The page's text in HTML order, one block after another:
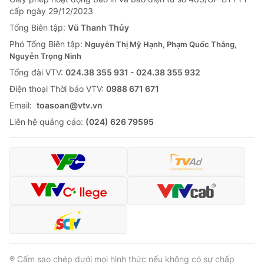
Sản phẩm
Thị trường
Tư vấn
Lịch phát sóng
Chuyên mục khác
Emagazine
Shorts video
VTV Thể thao
cấp ngày 29/12/2023
Tổng Biên tập: Vũ Thanh Thủy
Phó Tổng Biên tập: Nguyễn Thị Mỹ Hạnh, Phạm Quốc Thắng,
Nguyễn Trọng Ninh
Tổng đài VTV: 024.38 355 931 - 024.38 355 932
Ðiện thoại Thời báo VTV: 0988 671 671
Email: toasoan@vtv.vn
Liên hệ quảng cáo: (024) 626 79595
® Cấm sao chép dưới mọi hình thức nếu không có sự chấp